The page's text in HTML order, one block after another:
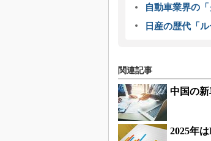
自動車業界の
日産の歴代「
関連記事
中国の
2025年